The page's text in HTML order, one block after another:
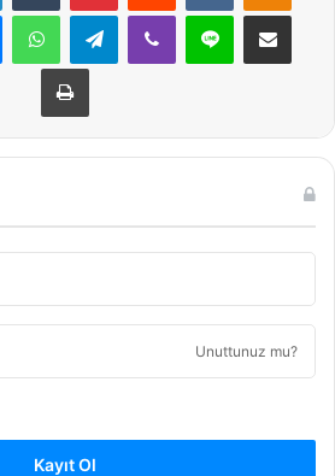
MessengerWhatsAppTelegramViber Line E-Posta ile
Yazdır
Unuttunuz mu?
Kayıt Ol